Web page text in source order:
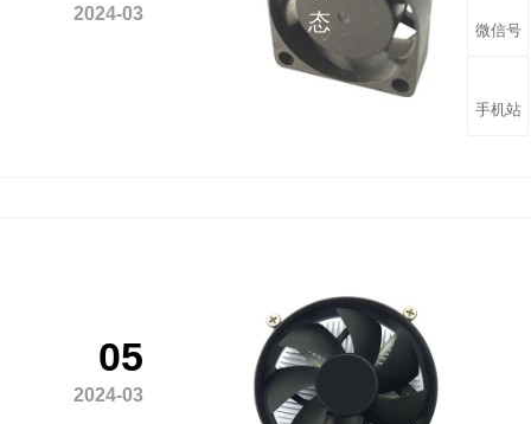
态
2024-03
05
2024-03
微信号
手机站